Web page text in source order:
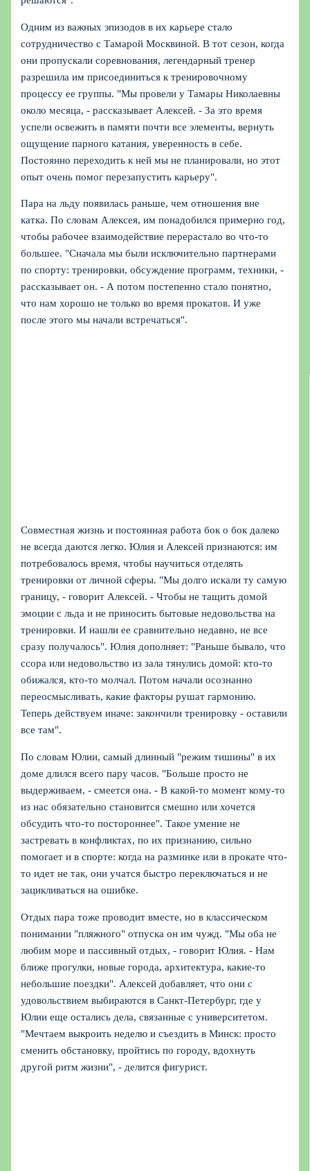
Одним из важных эпизодов в их карьере стало
сотрудничество с Тамарой Москвиной. В тот сезон, когда
они пропускали соревнования, легендарный тренер
разрешила им присоединиться к тренировочному
процессу ее группы. "Мы провели у Тамары Николаевны
около месяца, - рассказывает Алексей. - За это время
успели освежить в памяти почти все элементы, вернуть
ощущение парного катания, уверенность в себе.
Постоянно переходить к ней мы не планировали, но этот
опыт очень помог перезапустить карьеру".
Пара на льду появилась раньше, чем отношения вне
катка. По словам Алексея, им понадобился примерно год,
чтобы рабочее взаимодействие перерастало во что-то
большее. "Сначала мы были исключительно партнерами
по спорту: тренировки, обсуждение программ, техники, -
рассказывает он. - А потом постепенно стало понятно,
что нам хорошо не только во время прокатов. И уже
после этого мы начали встречаться".
Совместная жизнь и постоянная работа бок о бок далеко
не всегда даются легко. Юлия и Алексей признаются: им
потребовалось время, чтобы научиться отделять
тренировки от личной сферы. "Мы долго искали ту самую
границу, - говорит Алексей. - Чтобы не тащить домой
эмоции с льда и не приносить бытовые недовольства на
тренировки. И нашли ее сравнительно недавно, не все
сразу получалось". Юлия дополняет: "Раньше бывало, что
ссора или недовольство из зала тянулись домой: кто-то
обижался, кто-то молчал. Потом начали осознанно
переосмысливать, какие факторы рушат гармонию.
Теперь действуем иначе: закончили тренировку - оставили
все там".
По словам Юлии, самый длинный "режим тишины" в их
доме длился всего пару часов. "Больше просто не
выдерживаем, - смеется она. - В какой-то момент кому-то
из нас обязательно становится смешно или хочется
обсудить что-то постороннее". Такое умение не
застревать в конфликтах, по их признанию, сильно
помогает и в спорте: когда на разминке или в прокате что-
то идет не так, они учатся быстро переключаться и не
зацикливаться на ошибке.
Отдых пара тоже проводит вместе, но в классическом
понимании "пляжного" отпуска он им чужд. "Мы оба не
любим море и пассивный отдых, - говорит Юлия. - Нам
ближе прогулки, новые города, архитектура, какие-то
небольшие поездки". Алексей добавляет, что они с
удовольствием выбираются в Санкт-Петербург, где у
Юлии еще остались дела, связанные с университетом.
"Мечтаем выкроить неделю и съездить в Минск: просто
сменить обстановку, пройтись по городу, вдохнуть
другой ритм жизни", - делится фигурист.